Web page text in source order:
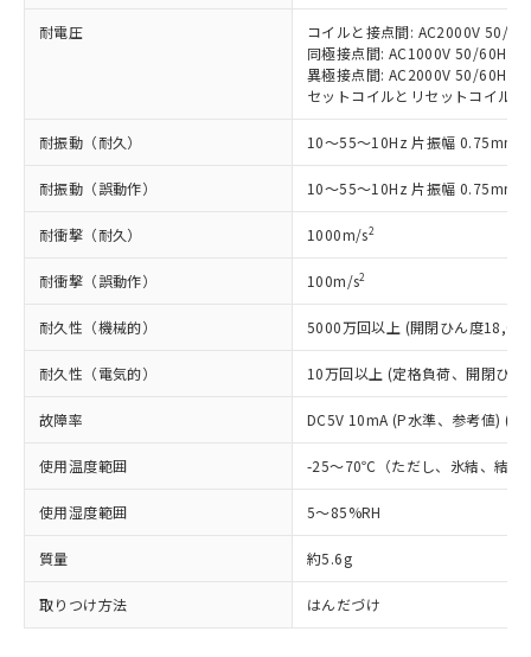
耐電圧
コイルと接点間: AC2000V 50/
同極接点間: AC1000V 50/60Hz
異極接点間: AC2000V 50/60Hz
セットコイルとリセットコイル
耐振動（耐久） 10～55～10Hz 片振幅 0.75mm
耐振動（誤動作） 10～55～10Hz 片振幅 0.75mm
耐衝撃（耐久） 1000m/s2
耐衝撃（誤動作） 100m/s2
耐久性（機械的） 5000万回以上 (開閉ひん度
耐久性（電気的） 10万回以上 (定格負荷、開閉ひ
故障率 DC5V 10mA (P水準、参考値) (
使用温度範囲 -25～70℃（ただし、氷結、結露
使用湿度範囲 5～85%RH
質量 約5.6g
取りつけ方法 はんだづけ
記載している更新日時点での社内デー
タに基づき作成されるものであり、閲
覧された時点での実際の在庫および標
準価格とは異なる場合があることをご
正式な納期状況および標準価格はお客
様のお取引先、またはお客様担当のオ
ムロン制御機器販売店・当社販売員に
オムロン制御機器販売店や当社販売拠
販売ネットワーク
」をご確認
ください。
在庫状況および標準価格結果を当社の
事前の承諾なく第三者に漏洩または開
マイパーツ機能（部品リスト作成サー
ビス）をご利用いただくには、I-Web
メンバーズにご登録されている必要が
お客様が当ウェブサイト上で当社にご
登録された部品リストについて、当社
および当社の共同利用者が、当社の製
品・サービスに関するお客様との取
引・商談に必要な範囲で利用すること
※当社の共同利用者とは、"個人情報
鉛(Pb) 1000ppm以下、 水銀(Hg) 1000ppm以下、 カド
六価クロム(Cr(Ⅵ)) 1000ppm以下、ポリ臭化ビフェニル
類(PBB) 1000ppm以下、ポリ臭化ジフェニルエーテル類
ルベンジル（BBP） 1000ppm以下、フタル酸ジブチル
（DBP） 1000ppm以下、フタル酸ジイソブチル
(DIBP) 1000ppm以下
但し、RoHS指令で産業用監視および制御機器に対する
フタル酸エステル類の４物質については閾値を超える意
図的な使用がないことを確認しています。
※2 対応予定月
部品在庫の切り替え状況などにより、予定
月が前後することがあります。
※3 非含有証明書ダウンロード
下記の非含有証明書をダウンロードするこ
EU RoHS指令（10物質）の非含有証明書
*中国RoHS10物質の基準値 (GB/T26572)：
Pb(鉛) :1000ppm、 Hg(水銀) : 1000ppm、 Cd(カドミウ
Cr(Ⅵ)(六価クロム) : 1000ppm、 PBBs(ポリ臭化ビフェ
ニル類) : 1000ppm、 PBDEs(ポリ臭化ジフェニルエーテ
ル類) : 1000ppm、
DBP(フタル酸ジブチル) : 1000ppm、 DIBP(フタル酸ジ
イソブチル) : 1000ppm、 BBP(フタル酸ブチルベンジ
ル) : 1000ppm、
※2 環境保護使用期限
「ｅ」：有害物質（10物質）のすべてが基
準値以下であることを示します。
「10」：通常の使用状況下において有害物
質が外部に漏えいし、環境に深刻な影響を
及ぼさない年数を意味します。
「－」：未確認です。当社販売部門へお問
い合わせください。
または国外への提供する場合は、日本
国政府の輸出許可(または役務取引許
可)を取得するなどの必要な手続きを
全に破砕するなど、違法に輸出されな
いよう必要な手段を講じます。
当社は貴社製品を、核兵器、ミサイ
ル、化学兵器、生物兵器またはその他
武器並びにこれらの製造装置等に一切
使用いたしません。
当社は、貴社製品を第三者に販売する
場合は、上記1、2および3の内容を当
該第三者に通知します。また当社は、
販売先および販売に係わる関係者が違
法に輸出するおそれがある場合は、取
り引きをいたしません。
キャンセル
一定数以上の在庫あり
－
在庫なし(最新の在庫状況につ
いては、お客様のお取引先、ま
たはお客様担当のオムロン制御
機器販売店・当社販売員にご確
空
受注生産機種、また在庫状況の
情報を公開していない機種